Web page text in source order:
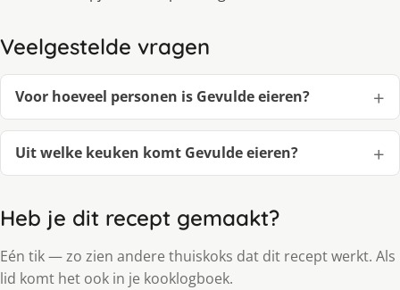
Veelgestelde vragen
Voor hoeveel personen is Gevulde eieren?
Uit welke keuken komt Gevulde eieren?
Heb je dit recept gemaakt?
Eén tik — zo zien andere thuiskoks dat dit recept werkt. Als
lid komt het ook in je kooklogboek.